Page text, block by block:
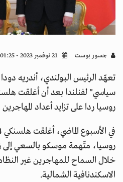
جسور بوست
تعهّد الرئيس البولندي، أندريه
سياسي" لفنلندا بعد أن أغلقت
روسيا ردا على تزايد أعداد
روسيا، متّهمة موسكو بالسعي إلى
خلال السماح للمهاجرين غير
الاسكندنافية الشمالية.